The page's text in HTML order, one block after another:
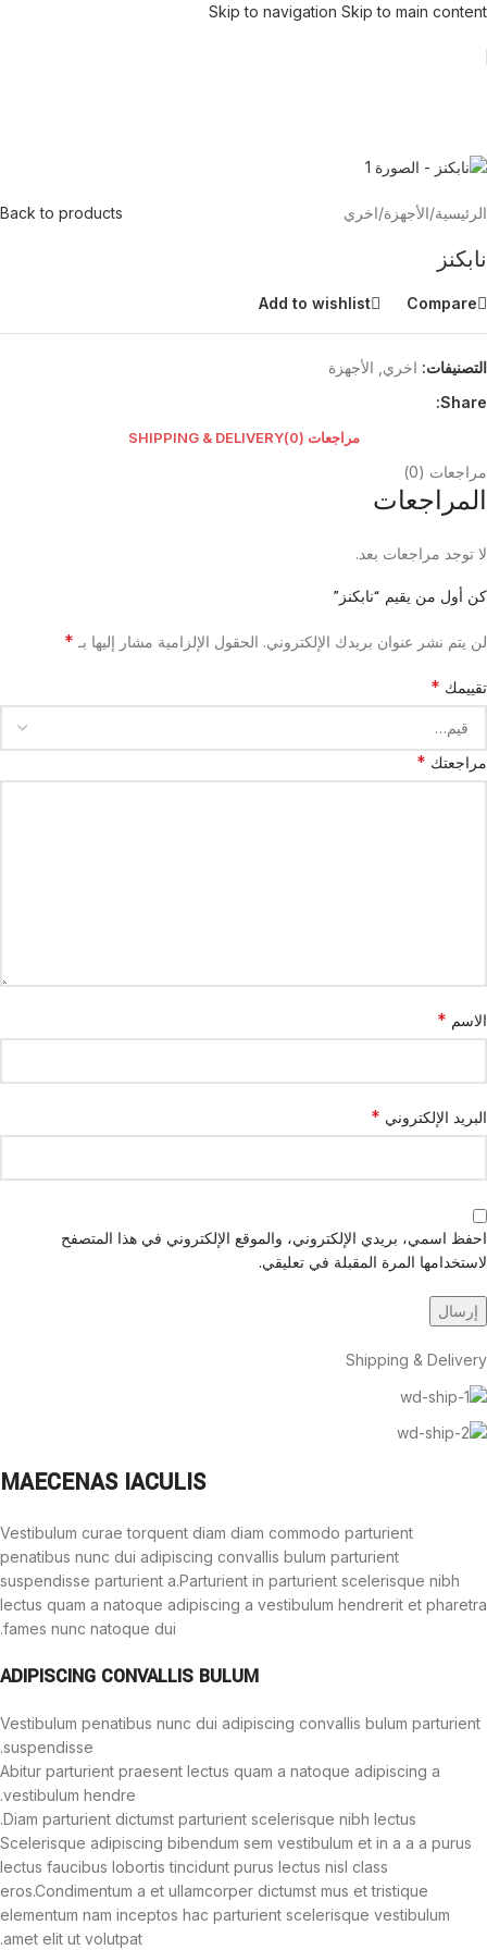
Skip to navigation Skip to main content
الرئيسية/الأجهزة/اخري Back to products
نابكنز
Compare
Add to wishlist
التصنيفات: اخري الأجهزة
Share:
مراجعات (0) SHIPPING & DELIVERY
مراجعات (0)
المراجعات
لا توجد مراجعات بعد.
كن أول من يقيم “نابكنز”
لن يتم نشر عنوان بريدك الإلكتروني. الحقول الإلزامية مشار إليها بـ *
تقييمك *
مراجعتك *
الاسم *
البريد الإلكتروني *
احفظ اسمي، بريدي الإلكتروني، والموقع الإلكتروني في هذا المتصفح
لاستخدامها المرة المقبلة في تعليقي.
Shipping & Delivery
MAECENAS IACULIS
Vestibulum curae torquent diam diam commodo parturient
penatibus nunc dui adipiscing convallis bulum parturient
suspendisse parturient a.Parturient in parturient scelerisque nibh
lectus quam a natoque adipiscing a vestibulum hendrerit et pharetra
fames nunc natoque dui.
ADIPISCING CONVALLIS BULUM
Vestibulum penatibus nunc dui adipiscing convallis bulum parturient
suspendisse.
Abitur parturient praesent lectus quam a natoque adipiscing a
vestibulum hendre.
Diam parturient dictumst parturient scelerisque nibh lectus.
Scelerisque adipiscing bibendum sem vestibulum et in a a a purus
lectus faucibus lobortis tincidunt purus lectus nisl class
eros.Condimentum a et ullamcorper dictumst mus et tristique
elementum nam inceptos hac parturient scelerisque vestibulum
amet elit ut volutpat.